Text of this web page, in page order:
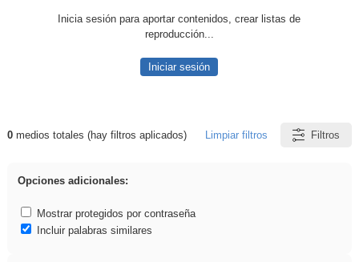
Inicia sesión para aportar contenidos, crear listas de
reproducción...
Iniciar sesión
Resultados de: tierra
0medios totales (hay filtros aplicados) Limpiar filtros Filtros
Opciones adicionales:
Mostrar protegidos por contraseña
Incluir palabras similares